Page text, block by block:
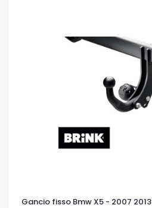
Gancio fisso Bmw X5 - 2007 2013